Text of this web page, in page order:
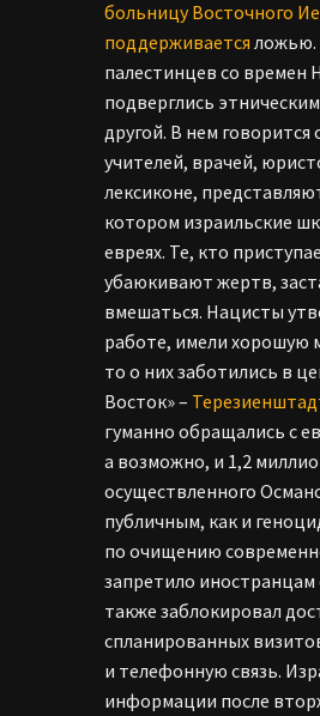
больницу Восточного
поддерживается ложью.
палестинцев со времен
подверглись
другой. В нем
учителей, врачей,
лексиконе,
котором израильские
евреях. Те, кто
убаюкивают жертв,
вмешаться. Нацисты
работе, имели хорошую
то о них заботились в
Восток» –
гуманно обращались с
а возможно, и 1,2
осуществленного
публичным, как и
по очищению
запретило
также заблокировал
спланированных
и телефонную связь.
информации после